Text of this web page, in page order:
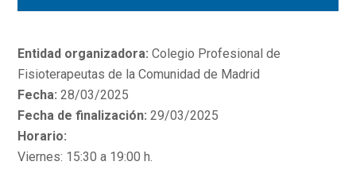
Entidad organizadora: Colegio Profesional de
Fisioterapeutas de la Comunidad de Madrid
Fecha: 28/03/2025
Fecha de finalización: 29/03/2025
Horario:
Viernes: 15:30 a 19:00 h.